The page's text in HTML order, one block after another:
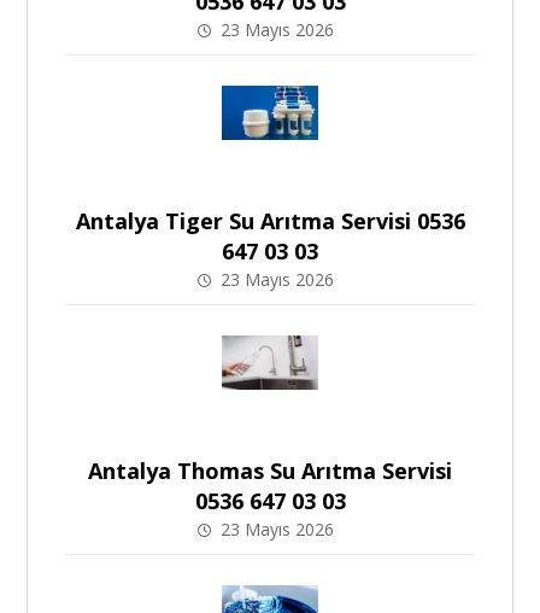
23 Mayıs 2026
Antalya Tiger Su Arıtma Servisi 0536
647 03 03
23 Mayıs 2026
Antalya Thomas Su Arıtma Servisi
0536 647 03 03
23 Mayıs 2026